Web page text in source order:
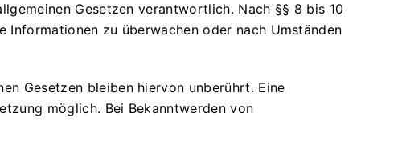
Gesetzen verantwortlich. Nach §§ 8 bis 10
zu überwachen oder nach Umständen
Gesetzen bleiben hiervon unberührt. Eine
möglich. Bei Bekanntwerden von